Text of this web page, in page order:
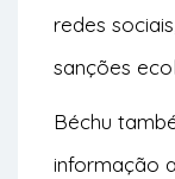
redes
sanções
Béchu
informação